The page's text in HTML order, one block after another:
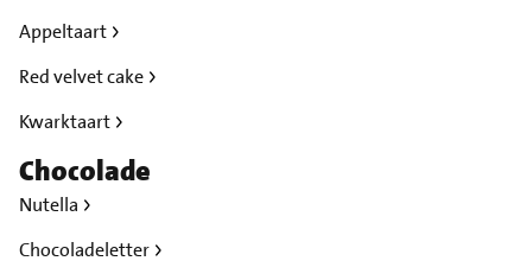
Appeltaart
Red velvet cake
Kwarktaart
Chocolade
Nutella
Chocoladeletter